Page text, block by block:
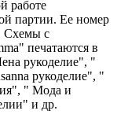
работе
партии. Ее номер
Схемы с
печатаются в
рукоделие", "
рукоделие", "
" Мода и
и др.